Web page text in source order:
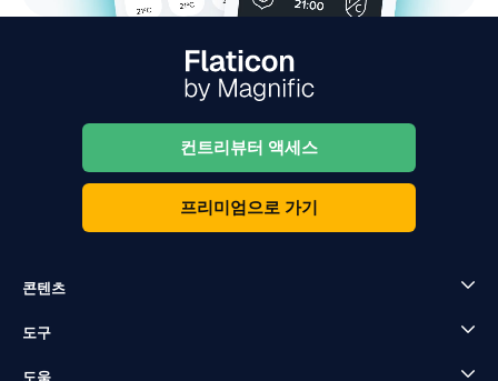
컨트리뷰터 액세스
프리미엄으로 가기
콘텐츠
도구
도움